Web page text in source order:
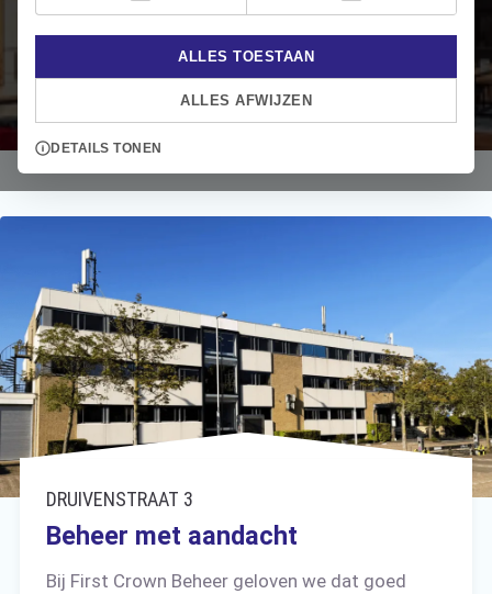
Onderstaand vind je een greep uit de projecten van
DRUIVENSTRAAT 3
Beheer met aandacht
Bij First Crown Beheer geloven we dat goed
ALLES TOESTAAN
ALLES AFWIJZEN
DETAILS TONEN